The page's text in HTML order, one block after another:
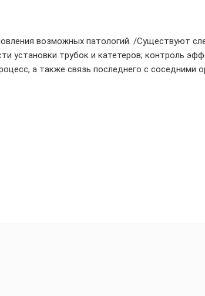
возможных патологий. /Существуют
установки трубок и катетеров; контроль
а также связь последнего с соседними